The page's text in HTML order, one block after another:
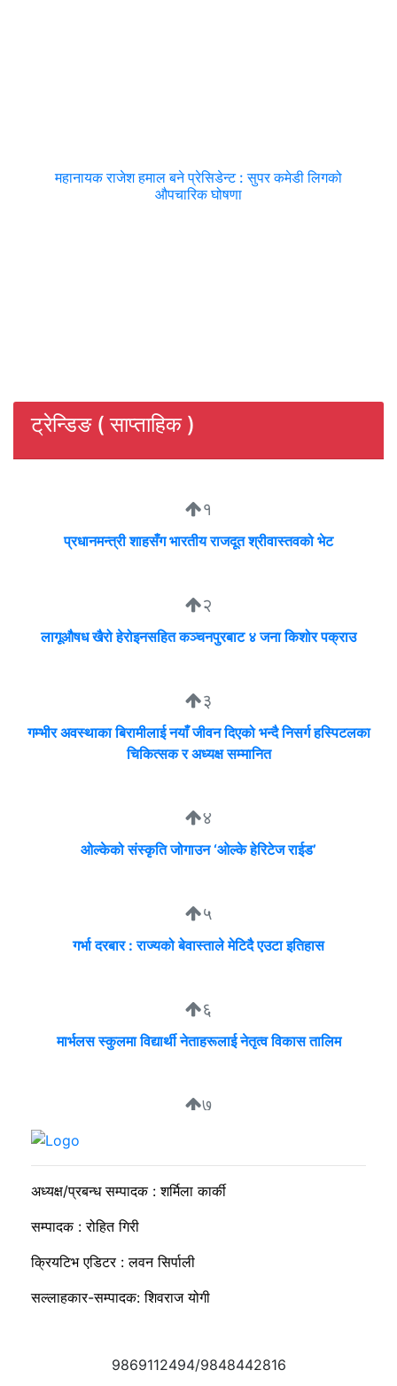
महानायक राजेश हमाल बने प्रेसिडेन्ट : सुपर कमेडी लिगको
औपचारिक घोषणा
ट्रेन्डिङ ( साप्ताहिक )
१
प्रधानमन्त्री शाहसँग भारतीय राजदूत श्रीवास्तवको भेट
२
लागूऔषध खैरो हेरोइनसहित कञ्चनपुरबाट ४ जना किशोर पक्राउ
३
गम्भीर अवस्थाका बिरामीलाई नयाँ जीवन दिएको भन्दै निसर्ग हस्पिटलका
चिकित्सक र अध्यक्ष सम्मानित
४
ओल्केको संस्कृति जोगाउन ‘ओल्के हेरिटेज राईड’
५
गर्भा दरबार : राज्यको बेवास्ताले मेटिदै एउटा इतिहास
६
मार्भलस स्कुलमा विद्यार्थी नेताहरूलाई नेतृत्व विकास तालिम
७
निगम र उद्योगीको समान भाषा, उपभोक्ता भने लाइनमै
अध्यक्ष/प्रबन्ध सम्पादक : शर्मिला कार्की
सम्पादक : रोहित गिरी
क्रियटिभ एडिटर : लवन सिर्पाली
सल्लाहकार-सम्पादक: शिवराज योगी
9869112494/9848442816